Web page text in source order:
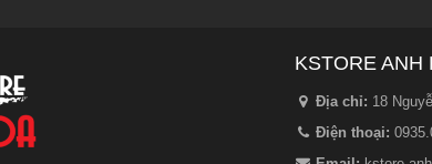
KSTORE ANH
Địa chỉ: 18
Điện thoại: